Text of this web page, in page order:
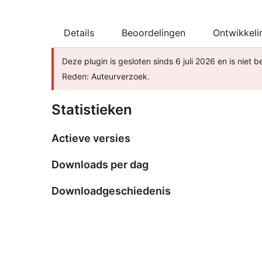
Details Beoordelingen
Deze plugin is gesloten sinds 6 juli 2026 en is niet
Reden: Auteurverzoek.
Statistieken
Actieve versies
Downloads per dag
Downloadgeschiedenis